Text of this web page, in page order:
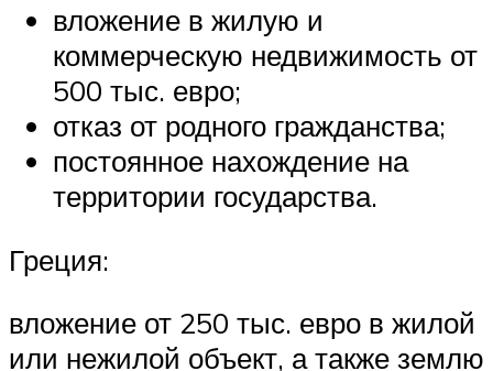
вложение в жилую и
коммерческую недвижимость от
500 тыс. евро;
отказ от родного гражданства;
постоянное нахождение на
территории государства.
Греция:
вложение от 250 тыс. евро в жилой
или нежилой объект, а также землю